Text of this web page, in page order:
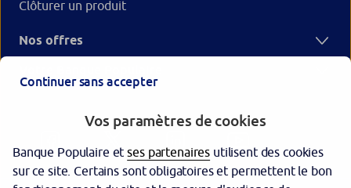
Clôturer un produit
Nos offres
Continuer sans accepter
Vos paramètres de cookies
Banque Populaire etses partenaires utilisent des cookies
sur ce site. Certains sont obligatoires et permettent le bon